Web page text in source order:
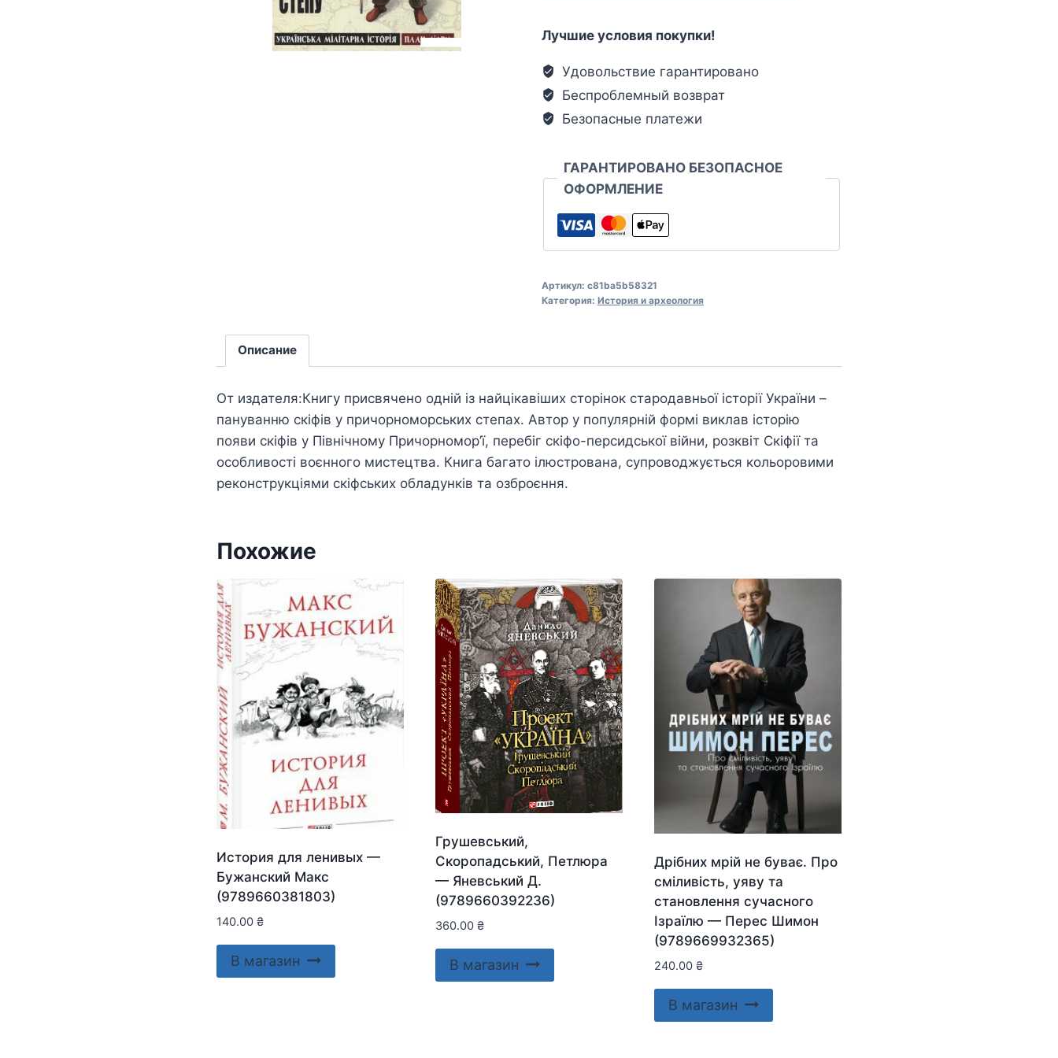
Лучшие условия покупки!
Удовольствие гарантировано
Беспроблемный возврат
Безопасные платежи
ГАРАНТИРОВАНО БЕЗОПАСНОЕ
ОФОРМЛЕНИЕ
Артикул: c81ba5b58321
Категория: История и археология
Описание
От издателя:Книгу присвячено одній із найцікавіших сторінок стародавньої історії України –
пануванню скіфів у причорноморських степах. Автор у популярній формі виклав історію
появи скіфів у Північному Причорномор’ї, перебіг скіфо-персидської війни, розквіт Скіфії та
особливості воєнного мистецтва. Книга багато ілюстрована, супроводжується кольоровими
реконструкціями скіфських обладунків та озброєння.
Похожие
История для ленивых —
Бужанский Макс
(9789660381803)
140.00 ₴
В магазин
Грушевський,
Скоропадський, Петлюра
— Яневський Д.
(9789660392236)
360.00 ₴
В магазин
Дрібних мрій не буває. Про
сміливість, уяву та
становлення сучасного
Ізраїлю — Перес Шимон
(9789669932365)
240.00 ₴
В магазин